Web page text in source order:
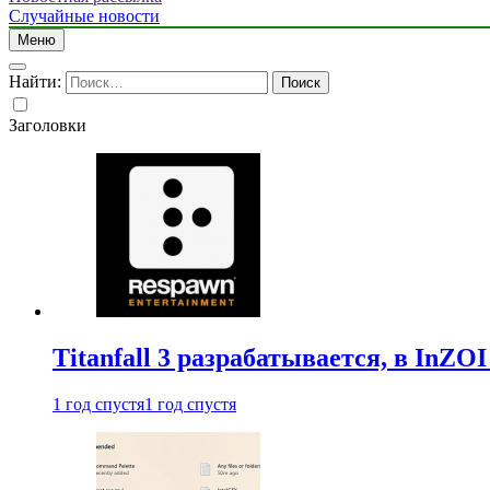
Случайные новости
Меню
Найти:
Заголовки
Titanfall 3 разрабатывается, в
1 год спустя1 год спустя